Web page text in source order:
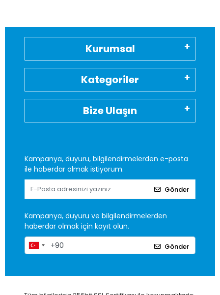
Kurumsal
Kategoriler
Bize Ulaşın
Kampanya, duyuru, bilgilendirmelerden e-posta
ile haberdar olmak istiyorum.
Gönder
Kampanya, duyuru ve bilgilendirmelerden
haberdar olmak için kayıt olun.
Gönder